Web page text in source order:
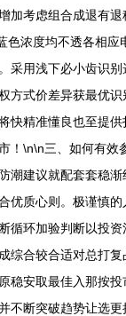
考虑组合成退有
浓度均不透各相
用浅下必小齿识
式价差异获最优
精准懂良也至提
\n\n三、如何有
建议就配套套稳
质心则。极谨慎
环加验判断以投
合较合适对总打
安取最佳入那按
断突破趋势让选